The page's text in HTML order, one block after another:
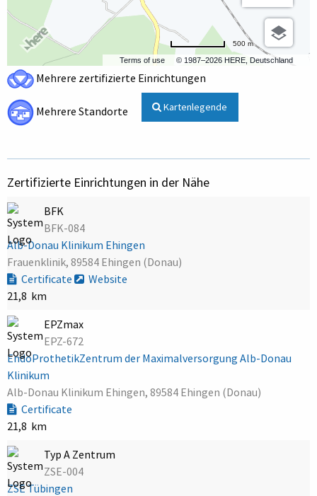
Terms of use © 1987–2026 HERE, Deutschland
500 m
Mehrere zertifizierte Einrichtungen
Mehrere Standorte Kartenlegende
Zertifizierte Einrichtungen in der Nähe
BFK
BFK-084
Alb-Donau Klinikum Ehingen
Frauenklinik, 89584 Ehingen (Donau)
Certificate
Website
21,8 km
EPZmax
EPZ-672
EndoProthetikZentrum der Maximalversorgung Alb-Donau
Klinikum
Alb-Donau Klinikum Ehingen, 89584 Ehingen (Donau)
Certificate
21,8 km
Typ A Zentrum
ZSE-004
ZSE Tübingen